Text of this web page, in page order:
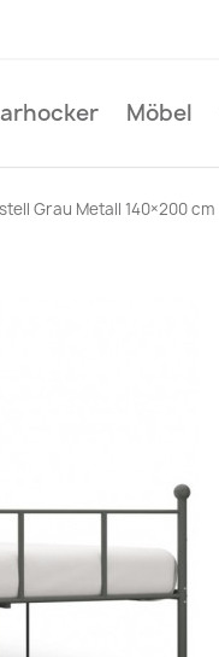
Möbel
Grau Metall 140×200 cm